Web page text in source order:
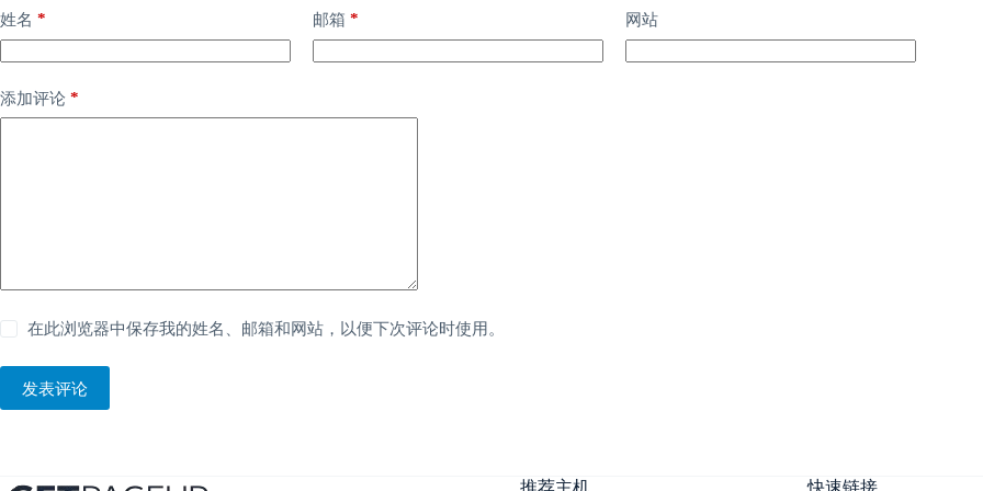
姓名 * 邮箱 * 网站
添加评论 *
在此浏览器中保存我的姓名、邮箱和网站，以便下次评论时使用。
发表评论